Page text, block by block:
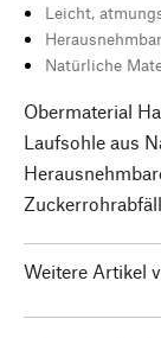
Leicht,
Natürliche
Obermaterial
Laufsohle aus
Weitere Artikel